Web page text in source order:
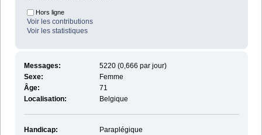
Hors ligne
Voir les contributions
Voir les statistiques
Messages:
5220 (0,666 par jour)
Sexe:
Femme
Âge:
71
Localisation:
Belgique
Handicap: Paraplégique